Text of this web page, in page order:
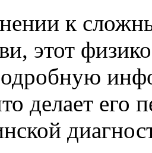
к
этот
делает его